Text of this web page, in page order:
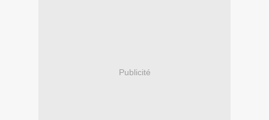
Publicité